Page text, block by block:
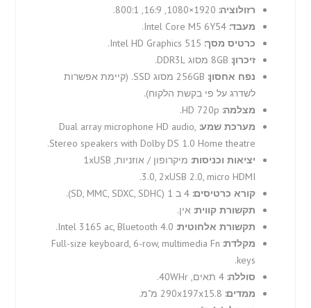
רזולוציה:
מעבד: Intel Core M5 6Y54.
כרטיס מסך: Intel HD Graphics 515.
זיכרון: 8GB מסוג DDR3L.
נפח אחסון:
256GB מסוג SSD. (קיימת אפשרות
לשדרג על פי בקשת הלקוח).
מצלמה:
מערכת שמע: Dual array microphone HD audio,
Stereo speakers with Dolby DS 1.0 Home theatre.
יציאות וכניסות:
מיקרופון / אוזניות, 1xUSB
3.0, 2xUSB 2.0, micro HDMI.
קורא כרטיסים: 4 ב 1 (SD, MMC, SDXC, SDHC).
תקשורת קווית: אין.
תקשורת אלחוטית: Intel 3165 ac, Bluetooth 4.0.
מקלדת: Full-size keyboard, 6-row, multimedia Fn
keys.
סוללה: 4 תאים, 40WHr.
ממדים: